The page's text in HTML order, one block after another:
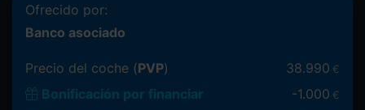
Ofrecido por:
Banco asociado
Precio del coche (PVP) 38.990 €
Bonificación por financiar -1.000 €